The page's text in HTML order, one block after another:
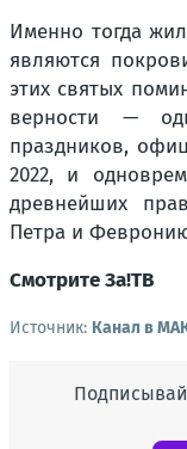
Именно тогда
являются
этих святых
верности —
праздников,
2022, и
древнейших
Петра и
Смотрите За!ТВ
Источник: Канал в